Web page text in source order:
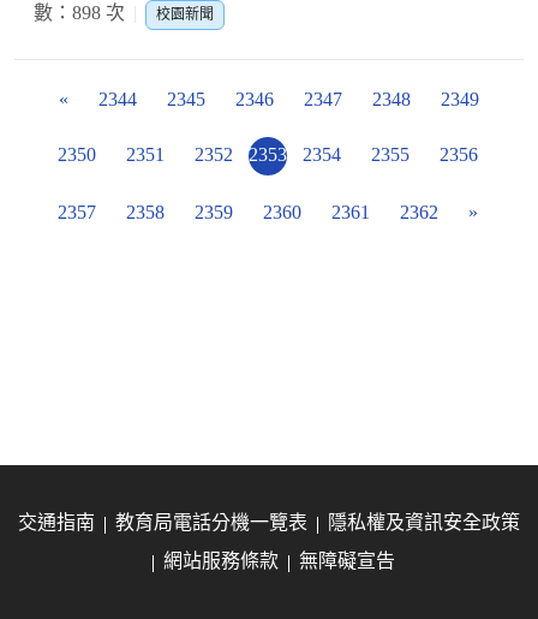
數：898 次
校園新聞
« 2344 2345 2346 2347 2348 2349
2350 2351 2352 2353 2354 2355 2356
2357 2358 2359 2360 2361 2362 »
交通指南 教育局電話分機一覽表
隱私權及資訊安全政策
網站服務條款
無障礙宣告